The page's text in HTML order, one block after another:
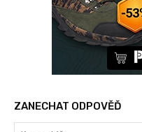
ZANECHAT ODPOVĚĎ